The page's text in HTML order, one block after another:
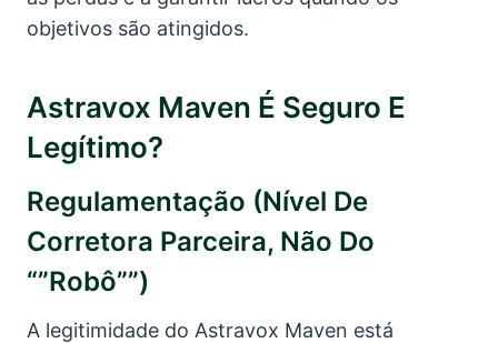
objetivos são atingidos.
Astravox Maven É Seguro E
Legítimo?
Regulamentação (nível De
Corretora Parceira, Não Do
“”robô””)
A legitimidade do Astravox Maven está